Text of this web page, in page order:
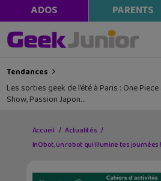
ADOS PARENTS
Tendances
Les sorties geek de l’été à Paris : One
Show, Passion Japon…
Accueil
Actualités
InObot, un robot qui illumine tes journées !